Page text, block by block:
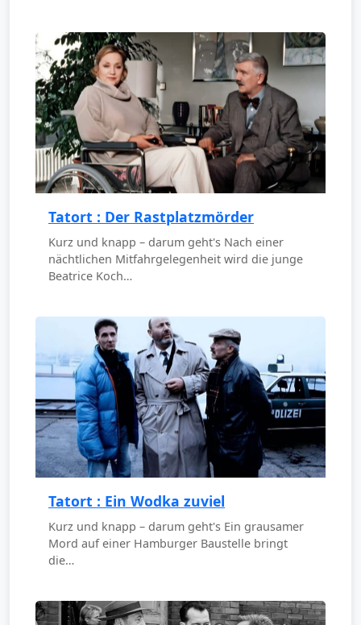
Tatort : Der Rastplatzmörder
Kurz und knapp – darum geht's Nach einer
nächtlichen Mitfahrgelegenheit wird die junge
Beatrice Koch…
Tatort : Ein Wodka zuviel
Kurz und knapp – darum geht's Ein grausamer
Mord auf einer Hamburger Baustelle bringt
die…